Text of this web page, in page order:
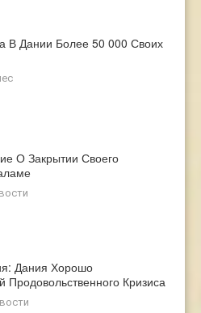
В Дании Более 50 000 Своих
О Закрытии Своего
Дания Хорошо
Продовольственного Кризиса